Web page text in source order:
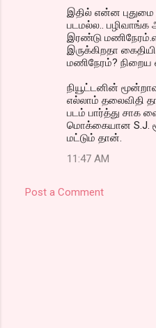
இதில் என்ன புதுமை
படமல்ல..
இரண்டு
இருக்கிறதா
மணிநேரம்? நிறைய
நியூட்டனின்
எல்லாம் தலைவிதி
படம் பார்த்து சாக
மொக்கையான S.J.
மட்டும் தான்.
11:47 AM
Post a Comment